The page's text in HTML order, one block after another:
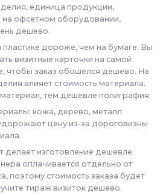
единица продукции,
на офсетном оборудовании,
дешево.
дороже, чем на бумаге. Вы
визитные карточки на самой
чтобы заказ обошелся дешево. На
влияет стоимость материала.
тем дешевле полиграфия.
кожа, дерево, металл
цену из-за дороговизны
делает изготовление дешевле.
оплачивается отдельно от
поэтому стоимость заказа будет
тираж визиток дешево.